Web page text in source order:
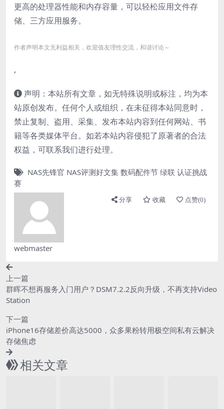
更高的处理器性能和内存容量，可以轻松应用文件存
储、三方应用服务。
作者声明本文无利益相关，欢迎值友理性交流，和谐讨论～
,
声明：本站所有文章，如无特殊说明或标注，均为本
站原创发布。任何个人或组织，在未征得本站同意时，
禁止复制、盗用、采集、发布本站内容到任何网站、书
籍等各类媒体平台。如若本站内容侵犯了原著者的合法
权益，可联系我们进行处理。
NAS先锋官 NAS评测好文集 数码配件节 绿联 认证挑战
赛
webmaster
分享 收藏 点赞(0)
上一篇
群晖不想再服务入门用户？DSM7.2.2反向升级，不再支持Video
Station
下一篇
iPhone16存储差价高达5000，众多果粉转用极空间私有云解决
存储焦虑
相关文章